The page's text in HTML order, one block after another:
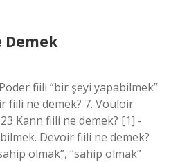
Demek
fiili “bir şeyi yapabilmek”
fiili ne demek? 7. Vouloir
Kann fiili ne demek? [1] -
Devoir fiili ne demek?
olmak”, “sahip olmak”